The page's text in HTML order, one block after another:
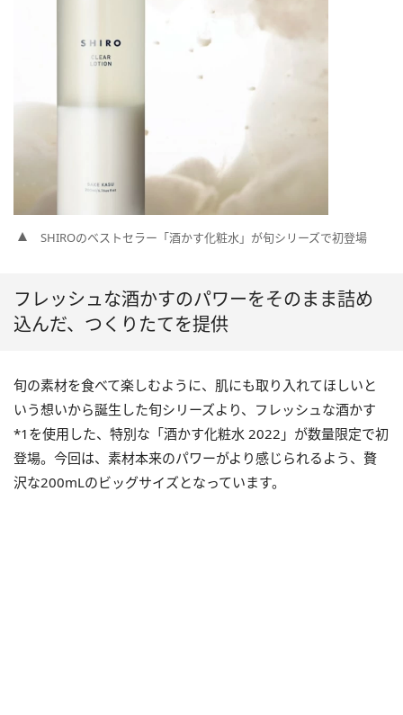
SHIROのベストセラー「酒かす化粧水」が旬シリーズで初登場
フレッシュな酒かすのパワーをそのまま詰め
込んだ、つくりたてを提供
旬の素材を食べて楽しむように、肌にも取り入れてほしいと
いう想いから誕生した旬シリーズより、フレッシュな酒かす
*1を使用した、特別な「酒かす化粧水 2022」が数量限定で初
登場。今回は、素材本来のパワーがより感じられるよう、贅
沢な200mLのビッグサイズとなっています。